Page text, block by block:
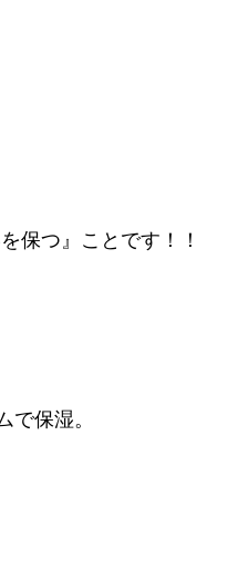
保つ』ことです！！
で保湿。